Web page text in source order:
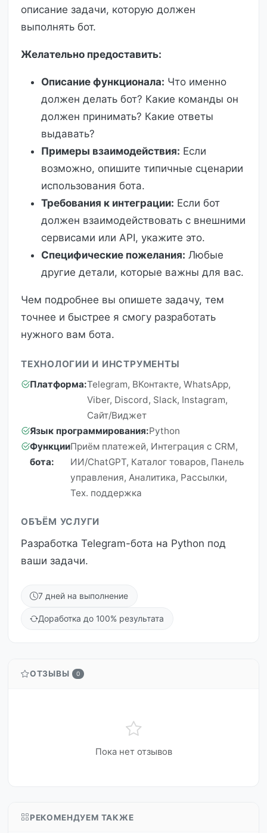
описание задачи, которую должен
выполнять бот.
Желательно предоставить:
Описание функционала: Что именно
должен делать бот? Какие команды он
должен принимать? Какие ответы
выдавать?
Примеры взаимодействия: Если
возможно, опишите типичные сценарии
использования бота.
Требования к интеграции: Если бот
должен взаимодействовать с внешними
сервисами или API, укажите это.
Специфические пожелания: Любые
другие детали, которые важны для вас.
Чем подробнее вы опишете задачу, тем
точнее и быстрее я смогу разработать
нужного вам бота.
ТЕХНОЛОГИИ И ИНСТРУМЕНТЫ
Платформа:Telegram, ВКонтакте, WhatsApp,
Viber, Discord, Slack, Instagram,
Сайт/Виджет
Язык программирования:Python
Функции
бота:
Приём платежей, Интеграция с CRM,
ИИ/ChatGPT, Каталог товаров, Панель
управления, Аналитика, Рассылки,
Тех. поддержка
ОБЪЁМ УСЛУГИ
Разработка Telegram-бота на Python под
ваши задачи.
7 дней на выполнение
Доработка до 100% результата
ОТЗЫВЫ 0
Пока нет отзывов
РЕКОМЕНДУЕМ ТАКЖЕ